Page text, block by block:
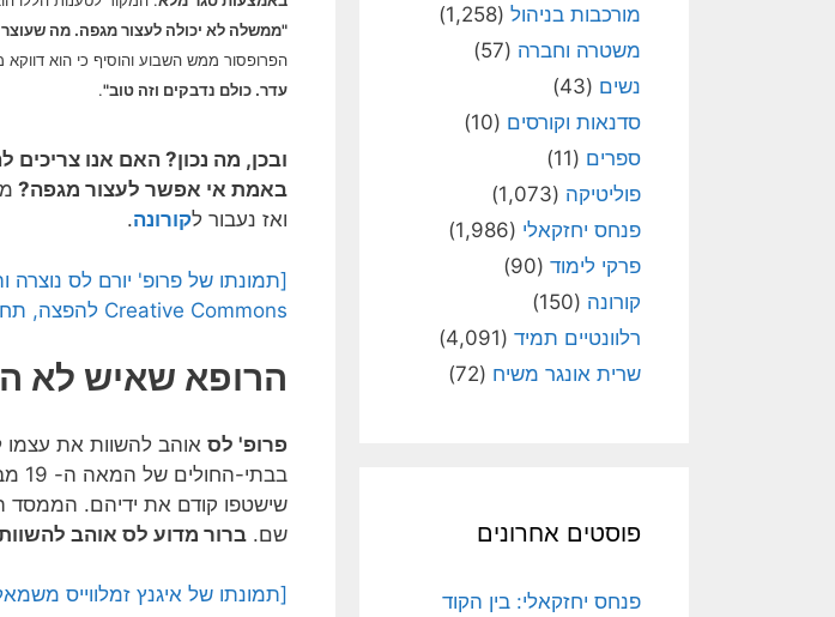
"ממשלה לא יכולה לעצור מגפה. מה
הפרופסור ממש השבוע והוסיף כי הוא דווקא מרוצה מכך ש- 9,000 חולים חדשים
עדר. כולם נדבקים וזה טוב".
ובכן, מה נכון? האם אנו
באמת אי אפשר לעצור מגפה?
ואז נעבור לקורונה.
[תמונתו של פרופ' יורם לס נוצרה
Creative Commons להפצה, תחת רישיון זהה, גרסה: CC BY-SA 4.0]
הרופא שאיש לא
פרופ' לס אוהב להשוות את עצמו
שישטפו קודם את ידיהם. הממסד
שם. ברור מדוע לס אוהב
[תמונתו של איגנץ זמלווייס
מורכבות בניהול (1,258)
משטרה וחברה (57)
נשים (43)
סדנאות וקורסים (10)
ספרים (11)
פוליטיקה (1,073)
פנחס יחזקאלי (1,986)
פרקי לימוד (90)
קורונה (150)
רלוונטיים תמיד (4,091)
שרית אונגר משיח (72)
פוסטים אחרונים
פנחס יחזקאלי: בין הקוד